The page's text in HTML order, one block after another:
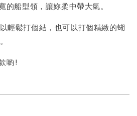
船型領，讓妳柔中帶大氣。
輕鬆打個結，也可以打個精緻的蝴
喲!